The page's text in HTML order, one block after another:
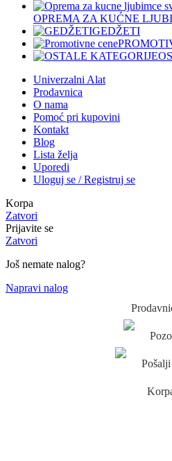
OPREMA ZA KUĆNE
GEDŽETI
Univerzalni Alat
Prodavnica
O nama
Pomoć pri kupovini
Kontakt
Blog
Lista želja
Uporedi
Uloguj se / Registruj se
Korpa
Zatvori
Prijavite se
Zatvori
Još nemate nalog?
Napravi nalog